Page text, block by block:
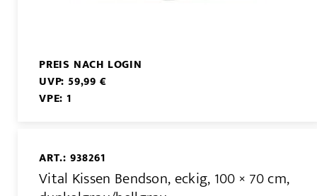
PREIS NACH LOGIN
UVP: 59,99 €
VPE: 1
ART.: 938261
Vital Kissen Bendson, eckig, 100 × 70 cm,